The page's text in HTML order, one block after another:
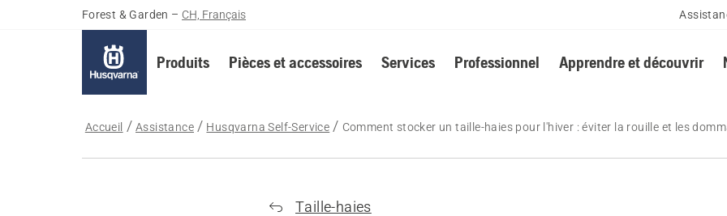
Forest & Garden – CH, Français
Produits Pièces et accessoires Services Professionnel Apprendre et découvrir
Accueil Assistance Husqvarna Self-Service Comment stocker un taille-haies pour l'hiver : éviter la rouille et les
Taille-haies